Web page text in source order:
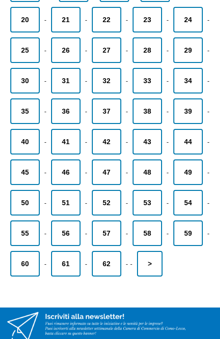
20 - 21 - 22 - 23 - 24 -
25 - 26 - 27 - 28 - 29 -
30 - 31 - 32 - 33 - 34 -
35 - 36 - 37 - 38 - 39 -
40 - 41 - 42 - 43 - 44 -
45 - 46 - 47 - 48 - 49 -
50 - 51 - 52 - 53 - 54 -
55 - 56 - 57 - 58 - 59 -
60 - 61 - 62 - - >